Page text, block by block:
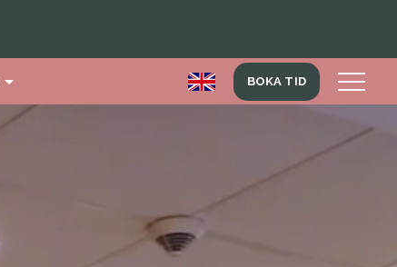
BOKA TID